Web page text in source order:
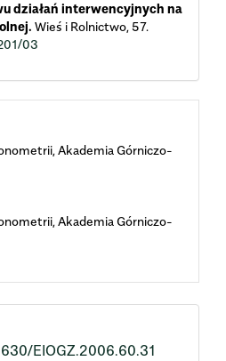
działań interwencyjnych na
Wieś i Rolnictwo,57.
03
Akademia Górniczo-
Akademia Górniczo-
EIOGZ.2006.60.31